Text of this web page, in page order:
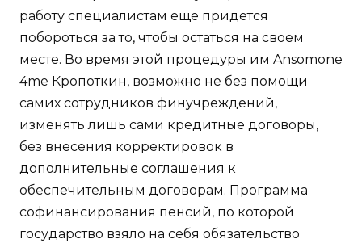
работу специалистам еще придется
побороться за то, чтобы остаться на своем
месте. Во время этой процедуры им Ansomone
4me Кропоткин, возможно не без помощи
самих сотрудников финучреждений,
изменять лишь сами кредитные договоры,
без внесения корректировок в
дополнительные соглашения к
обеспечительным договорам. Программа
софинансирования пенсий, по которой
государство взяло на себя обязательство